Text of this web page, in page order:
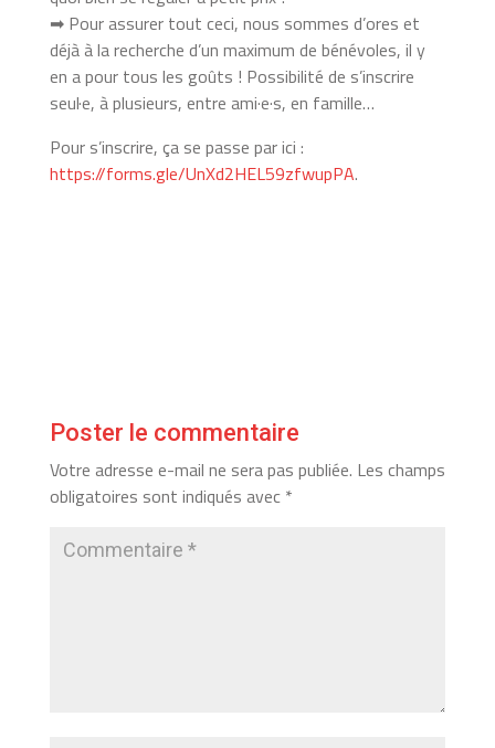
➡Pour assurer tout ceci, nous sommes d’ores et
déjà à la recherche d’un maximum de bénévoles, il y
en a pour tous les goûts ! Possibilité de s’inscrire
seul·e, à plusieurs, entre ami·e·s, en famille…
Pour s’inscrire, ça se passe par ici :
https://forms.gle/UnXd2HEL59zfwupPA.
Poster le commentaire
Votre adresse e-mail ne sera pas publiée. Les champs
obligatoires sont indiqués avec *